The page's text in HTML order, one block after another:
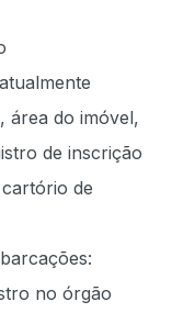
área do imóvel,
de inscrição
de
no órgão